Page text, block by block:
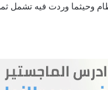
وحيثما وردت فيه